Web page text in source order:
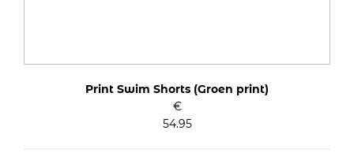
Print Swim Shorts (Groen print)
€
54.95